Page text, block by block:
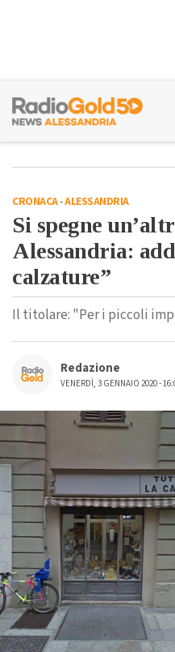
CRONACA-ALESSANDRIA
Si spegne
Alessandria:
calzature”
Il titolare: "Per i piccoli
Redazione
VENERDÌ, 3 GENNAIO 2020 -